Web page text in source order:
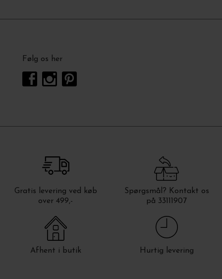
Følg os her
Gratis levering ved køb
over 499,-
Spørgsmål? Kontakt os
på 33111907
Afhent i butik Hurtig levering